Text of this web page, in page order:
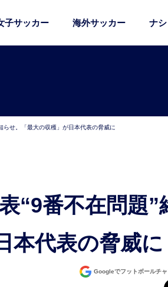
子サッカー 海外サッカー ナ
らせ。「最大の収穫」が日本代表の脅威に
本代表の脅威に
Googleでフットボールチ